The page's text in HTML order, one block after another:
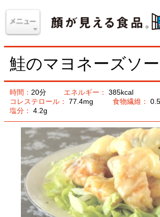
鮭のマヨネーズソー
時間：20分 エネルギー：385kcal
コレステロール：
77.4mg 食物繊維： 0.5g
塩分：4.2g